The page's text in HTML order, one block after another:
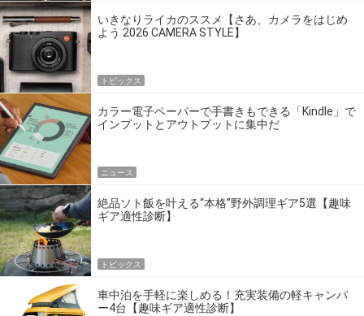
いきなりライカのススメ【さあ、カメラをはじめ
よう 2026 CAMERA STYLE】
トピックス
カラー電子ペーパーで手書きもできる「Kindle」で
インプットとアウトプットに集中だ
ニュース
絶品ソト飯を叶える“本格”野外調理ギア5選【趣味
ギア適性診断】
トピックス
車中泊を手軽に楽しめる！充実装備の軽キャンパ
ー4台【趣味ギア適性診断】